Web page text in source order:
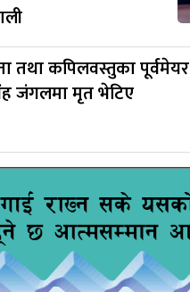
तथा कपिलवस्तुका पूर्वमेयर
जंगलमा मृत भेटिए